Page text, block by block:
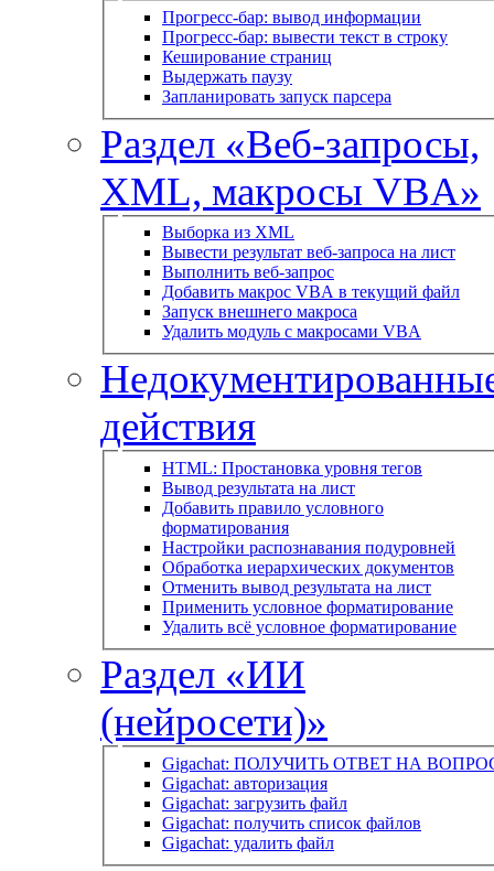
Прогресс-бар: вывод информации
Прогресс-бар: вывести текст в строку
Кеширование страниц
Выдержать паузу
Запланировать запуск парсера
Раздел «Веб-запросы,
XML, макросы VBA»
Выборка из XML
Вывести результат веб-запроса на лист
Выполнить веб-запрос
Добавить макрос VBA в текущий файл
Запуск внешнего макроса
Удалить модуль с макросами VBA
действия
HTML: Простановка уровня тегов
Вывод результата на лист
Добавить правило условного
форматирования
Настройки распознавания подуровней
Обработка иерархических документов
Отменить вывод результата на лист
Применить условное форматирование
Удалить всё условное форматирование
Раздел «ИИ
(нейросети)»
Gigachat: ПОЛУЧИТЬ ОТВЕТ НА
Gigachat: авторизация
Gigachat: загрузить файл
Gigachat: получить список файлов
Gigachat: удалить файл